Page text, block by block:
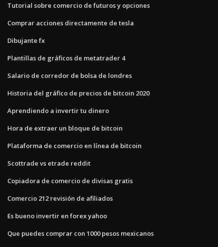
Tutorial sobre comercio de futuros y opciones
Comprar acciones directamente de tesla
Dibujante fx
Plantillas de gráficos de metatrader 4
Salario de corredor de bolsa de londres
Historia del gráfico de precios de bitcoin 2020
Aprendiendo a invertir tu dinero
Hora de extraer un bloque de bitcoin
Plataforma de comercio en línea de bitcoin
Scottrade vs etrade reddit
Copiadora de comercio de divisas gratis
Comercio 212 revisión de afiliados
Es bueno invertir en forex yahoo
Que puedes comprar con 1000 pesos mexicanos